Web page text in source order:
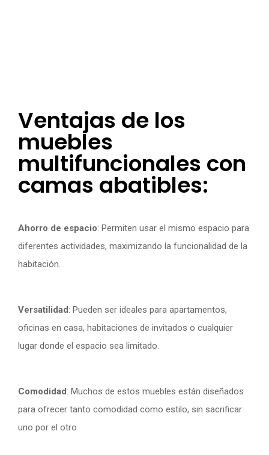
Ventajas de los
muebles
multifuncionales con
camas abatibles:
Ahorro de espacio: Permiten usar el mismo espacio para
diferentes actividades, maximizando la funcionalidad de la
habitación.
Versatilidad : Pueden ser ideales para apartamentos,
oficinas en casa, habitaciones de invitados o cualquier
lugar donde el espacio sea limitado.
Comodidad : Muchos de estos muebles están diseñados
para ofrecer tanto comodidad como estilo, sin sacrificar
uno por el otro.